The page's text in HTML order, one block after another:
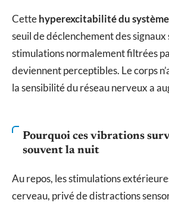
Cettehyperexcitabilité du
seuil de déclenchement des
stimulations normalement filtrées
deviennent perceptibles. Le corps
la sensibilité du réseau nerveux a
Pourquoi ces vibrations
souvent la nuit
Au repos, les stimulations
cerveau, privé de distractions